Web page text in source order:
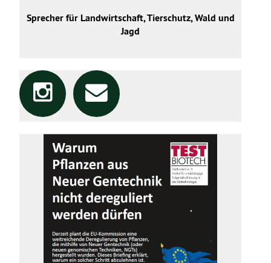
Sprecher für Landwirtschaft, Tierschutz, Wald und
Jagd